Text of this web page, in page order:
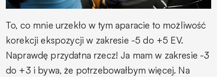
To, co mnie urzekło w tym aparacie to możliwość
korekcji ekspozycji w zakresie -5 do +5 EV.
Naprawdę przydatna rzecz! Ja mam w zakresie -3
do +3 i bywa, że potrzebowałbym więcej. Na